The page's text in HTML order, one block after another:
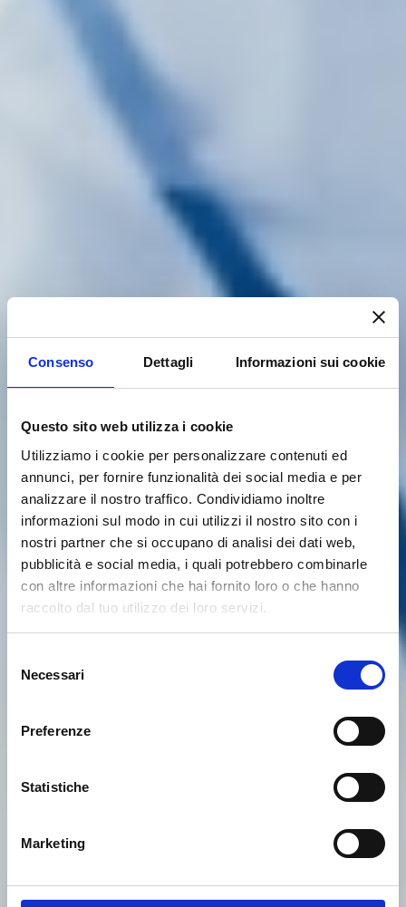
Consenso Dettagli Informazioni sui cookie
Questo sito web utilizza i cookie
Utilizziamo i cookie per personalizzare contenuti ed
annunci, per fornire funzionalità dei social media e per
analizzare il nostro traffico. Condividiamo inoltre
informazioni sul modo in cui utilizzi il nostro sito con i
nostri partner che si occupano di analisi dei dati web,
pubblicità e social media, i quali potrebbero combinarle
con altre informazioni che hai fornito loro o che hanno
raccolto dal tuo utilizzo dei loro servizi.
delNecessari
Preferenze
Statistiche
Marketing